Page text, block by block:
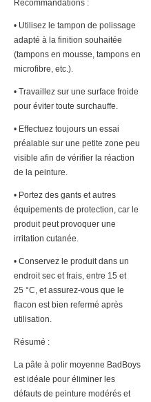
Recommandations :
• Utilisez le tampon de polissage
adapté à la finition souhaitée
(tampons en mousse, tampons en
microfibre, etc.).
• Travaillez sur une surface froide
pour éviter toute surchauffe.
• Effectuez toujours un essai
préalable sur une petite zone peu
visible afin de vérifier la réaction
de la peinture.
• Portez des gants et autres
équipements de protection, car le
produit peut provoquer une
irritation cutanée.
• Conservez le produit dans un
endroit sec et frais, entre 15 et
25 °C, et assurez-vous que le
flacon est bien refermé après
utilisation.
Résumé :
La pâte à polir moyenne BadBoys
est idéale pour éliminer les
défauts de peinture modérés et